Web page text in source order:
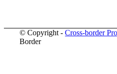
© Copyright -Cross-border
Border